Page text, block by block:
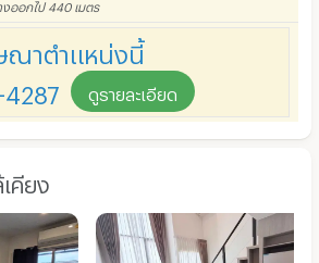
งออกไป 440 เมตร
ณาตำแหน่งนี้
4287 ดูรายละเอียด
เคียง